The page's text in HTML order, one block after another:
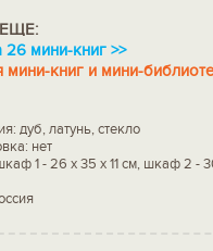
26 мини-книг >>
мини-книг и мини-
дуб, латунь, стекло
нет
1 - 26 х 35 х 11 см, шкаф 2 -